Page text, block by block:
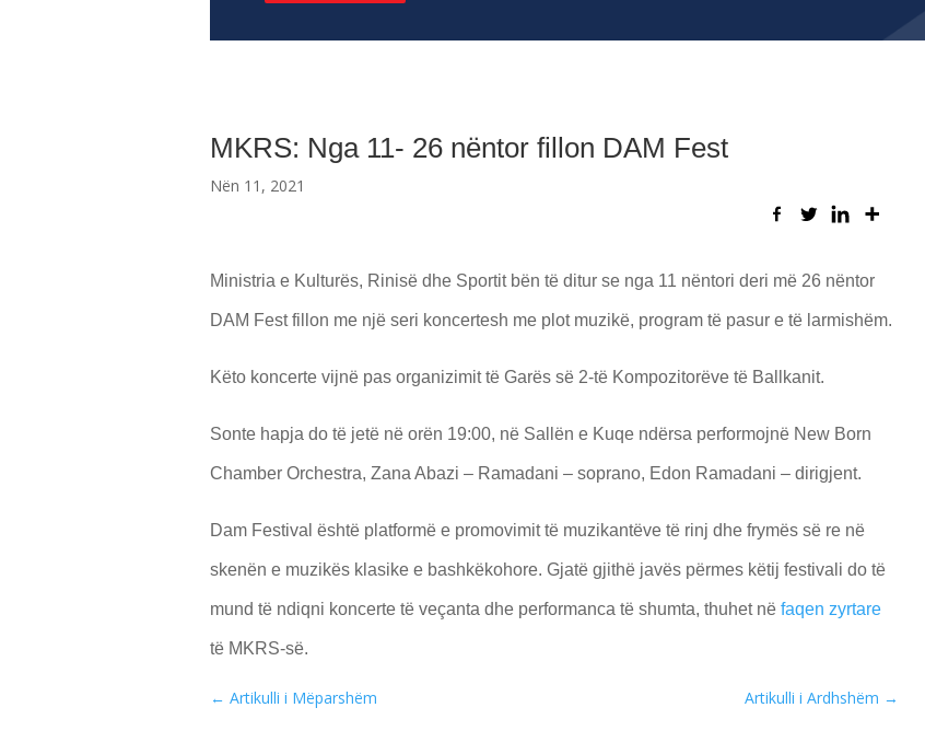
MKRS: Nga 11- 26 nëntor fillon DAM Fest
Nën 11, 2021
Ministria e Kulturës, Rinisë dhe Sportit bën të ditur se nga 11 nëntori deri më 26 nëntor
DAM Fest fillon me një seri koncertesh me plot muzikë, program të pasur e të larmishëm.
Këto koncerte vijnë pas organizimit të Garës së 2-të Kompozitorëve të Ballkanit.
Sonte hapja do të jetë në orën 19:00, në Sallën e Kuqe ndërsa performojnë New Born
Chamber Orchestra, Zana Abazi – Ramadani – soprano, Edon Ramadani – dirigjent.
Dam Festival është platformë e promovimit të muzikantëve të rinj dhe frymës së re në
skenën e muzikës klasike e bashkëkohore. Gjatë gjithë javës përmes këtij festivali do të
mund të ndiqni koncerte të veçanta dhe performanca të shumta, thuhet në faqen zyrtare
të MKRS-së.
← Artikulli i Mëparshëm Artikulli i Ardhshëm →